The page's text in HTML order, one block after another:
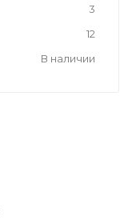
3
12
В наличии